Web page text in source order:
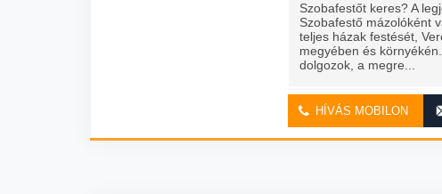
Szobafestőt keres? A
Szobafestő mázolóként
teljes házak festését,
megyében és
dolgozok, a megre...
HÍVÁS MOBILON